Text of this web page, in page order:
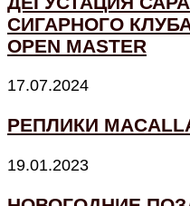
СИГАРНОГО КЛУБА.
OPEN MASTER
17.07.2024
РЕПЛИКИ
19.01.2023